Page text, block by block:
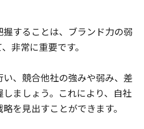
握することは、ブランド力の弱
非常に重要です。
、競合他社の強みや弱み、差
ましょう。これにより、自社
を見出すことができます。